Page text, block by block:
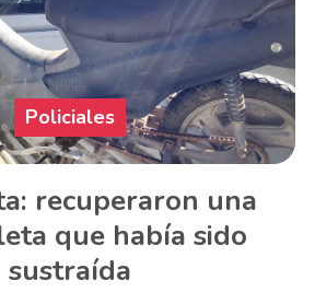
recuperaron una
que había sido
sustraída
Policiales